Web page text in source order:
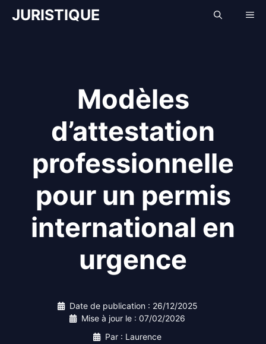
AllerJURISTIQUE
Modèles
d’attestation
professionnelle
pour un permis
international en
urgence
Date de publication : 26/12/2025
Mise à jour le : 07/02/2026
Par : Laurence